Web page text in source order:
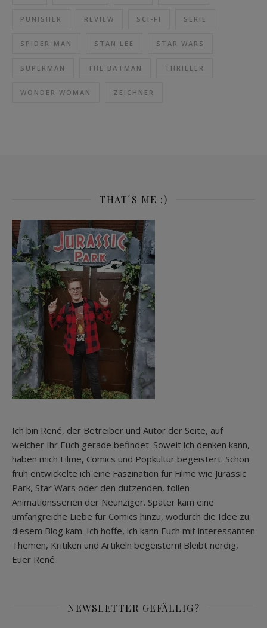
PUNISHER REVIEW SCI-FI SERIE
SPIDER-MAN STAN LEE STAR WARS
SUPERMAN THE BATMAN THRILLER
WONDER WOMAN ZEICHNER
THAT´S ME :)
Ich bin René, der Betreiber und Autor der Seite, auf
welcher Ihr Euch gerade befindet. Soweit ich denken kann,
haben mich Filme, Comics und Popkultur begeistert. Schon
früh entwickelte ich eine Faszination für Filme wie Jurassic
Park, Star Wars oder den dutzenden, tollen
Animationsserien der Neunziger. Später kam eine
umfangreiche Liebe für Comics hinzu, wodurch die Idee zu
diesem Blog kam. Ich hoffe, ich kann Euch mit interessanten
Themen, Kritiken und Artikeln begeistern! Bleibt nerdig,
Euer René
NEWSLETTER GEFÄLLIG?